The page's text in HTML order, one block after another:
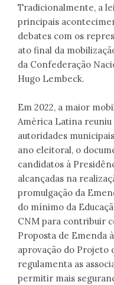
Tradicionalmente, a
principais
debates com os
ato final da
da Confederação
Hugo Lembeck.
Em 2022, a maior
América Latina reuniu
autoridades
ano eleitoral, o
candidatos à
alcançadas na
promulgação da
do mínimo da
CNM para contribuir
Proposta de Emenda
aprovação do Projeto
regulamenta as
permitir mais